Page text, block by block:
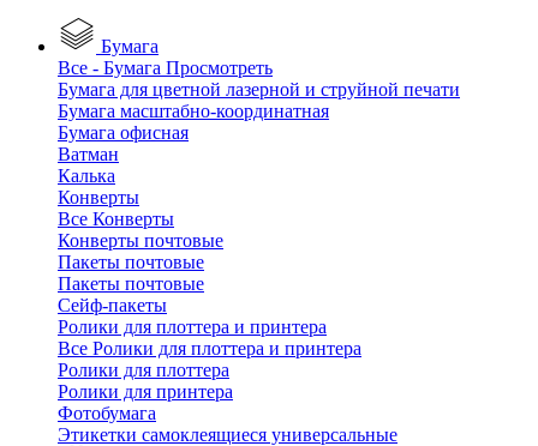
Бумага
Все - Бумага Просмотреть
Бумага для цветной лазерной и струйной печати
Бумага масштабно-координатная
Бумага офисная
Ватман
Калька
Конверты
Все Конверты
Конверты почтовые
Пакеты почтовые
Пакеты почтовые
Сейф-пакеты
Ролики для плоттера и принтера
Все Ролики для плоттера и принтера
Ролики для плоттера
Ролики для принтера
Фотобумага
Этикетки самоклеящиеся универсальные